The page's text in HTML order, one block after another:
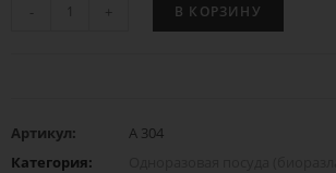
- + В КОРЗИНУ
Артикул:
А 304
Категория: